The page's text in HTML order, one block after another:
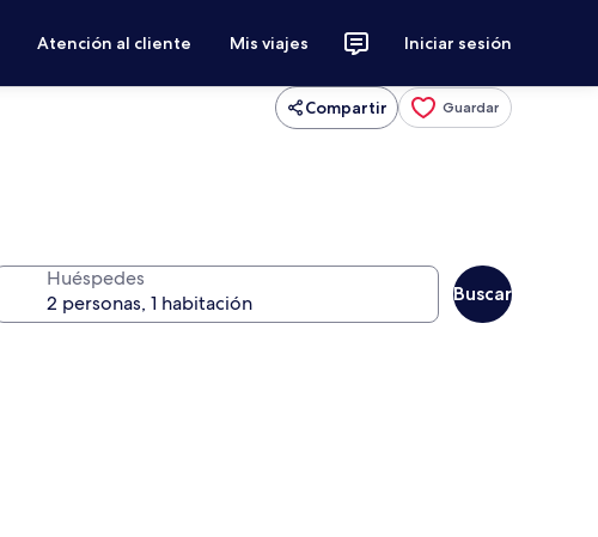
Atención al cliente Mis viajes Iniciar sesión
Compartir Guardar
Huéspedes
Buscar